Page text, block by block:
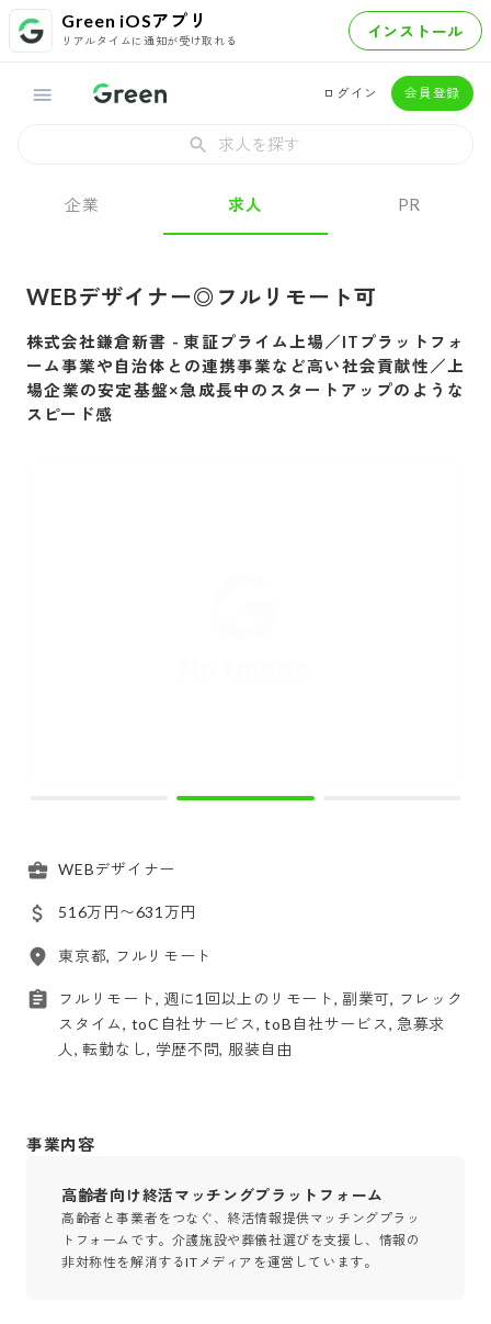
Green iOSアプリ
リアルタイムに通知が受け取れる インストール
ログイン 会員登録
求人を探す
企業 求人 PR
WEBデザイナー◎フルリモート可
株式会社鎌倉新書 - 東証プライム上場／ITプラットフォ
ーム事業や自治体との連携事業など高い社会貢献性／上
場企業の安定基盤×急成長中のスタートアップのような
スピード感
WEBデザイナー
516万円〜631万円
東京都, フルリモート
フルリモート, 週に1回以上のリモート, 副業可, フレック
スタイム, toC自社サービス, toB自社サービス, 急募求
人, 転勤なし, 学歴不問, 服装自由
事業内容
高齢者向け終活マッチングプラットフォーム
高齢者と事業者をつなぐ、終活情報提供マッチングプラッ
トフォームです。介護施設や葬儀社選びを支援し、情報の
非対称性を解消するITメディアを運営しています。